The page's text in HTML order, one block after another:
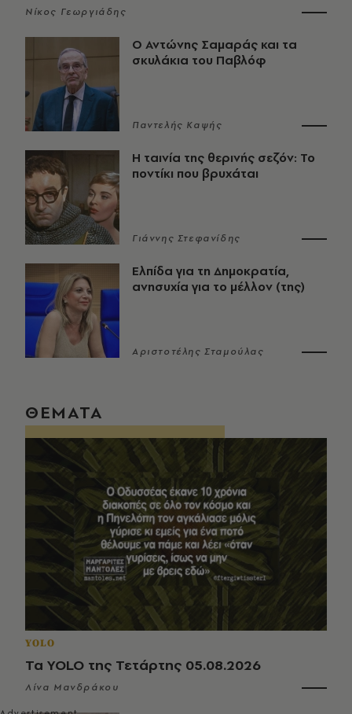
Νίκος Γεωργιάδης
Ο Αντώνης Σαμαράς και τα
σκυλάκια του Παβλόφ
Παντελής Καψής
Η ταινία της θερινής σεζόν: Το
ποντίκι που βρυχάται
Γιάννης Στεφανίδης
Ελπίδα για τη Δημοκρατία,
ανησυχία για το μέλλον (της)
Αριστοτέλης Σταμούλας
ΘΕΜΑΤΑ
YOLO
Τα YOLO της Τετάρτης 05.08.2026
Λίνα Μανδράκου